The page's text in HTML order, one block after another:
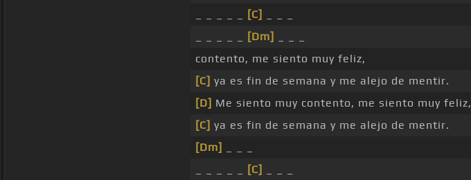
[C]
[Dm]
contento, me siento muy feliz,
[C] ya es fin de semana y me alejo de mentir.
[D] Me siento muy contento, me siento muy feliz,
[C] ya es fin de semana y me alejo de mentir.
[Dm]
[C]